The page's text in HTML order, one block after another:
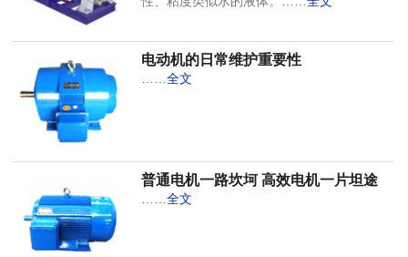
电动机的日常维护重要性
全文
普通电机一路坎坷 高效电机一片坦途
全文